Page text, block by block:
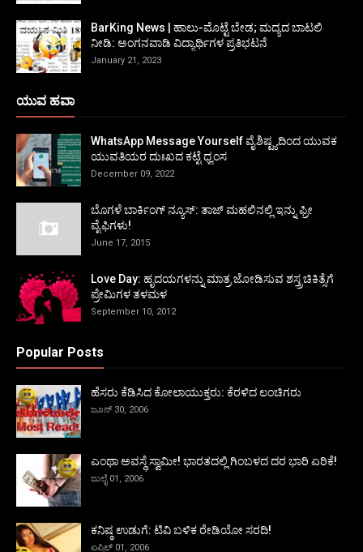
BarKing News | ಹಾಲು-ಮೊಟ್ಟೆ ಬೇಡ; ಮದ್ಯದ ಬಾಟಲಿ
ನೀಡಿ: ಅಂಗನವಾಡಿ ವಿದ್ಯಾರ್ಥಿಗಳ ಪ್ರತಿಭಟನೆ
January 21, 2023
ಯುವ ಹವಾ
WhatsApp Message Yourself ವೈಶಿಷ್ಟ್ಯದಿಂದ ಯುವಕ
ಯುವತಿಯರ ದುಃಖದ ಕಟ್ಟೆ ಧ್ವಂಸ
December 09, 2022
ಬೊಗಳೆ ಬಾರ್ಕಿಂಗ್ ನ್ಯೂಸ್: ತಾಜ್ ಮಹಲಿನಲ್ಲಿ ಇನ್ನು ಫ್ರೀ
ವೈಫಿಗಳು!
June 17, 2015
Love Day: ಹೃದಯಗಳನ್ನು ಮಾತ್ರ ಜೋಡಿಸುವ ಶಸ್ತ್ರಚಿಕಿತ್ಸೆಗೆ
ಪ್ರೇಮಿಗಳ ತಳಮಳ
September 10, 2012
Popular Posts
ಹೆಸರು ಕೆಡಿಸಿದ ಕೋಲಾಯುಕ್ತರು: ಕೆರಳಿದ ಲಂಚಿಗರು
ಜೂನ್ 30, 2006
ಎಂಥಾ ಅವಸ್ಥೆ ಸ್ವಾಮೀ! ಭಾರತದಲ್ಲಿ ಗಿಂಬಳದ ದರ ಭಾರಿ ಏರಿಕೆ!
ಜುಲೈ 01, 2006
ಕನಿಷ್ಠ ಉಡುಗೆ: ಟಿವಿ ಬಳಿಕ ರೇಡಿಯೋ ಸರದಿ!
ಏಪ್ರಿಲ್ 01, 2006